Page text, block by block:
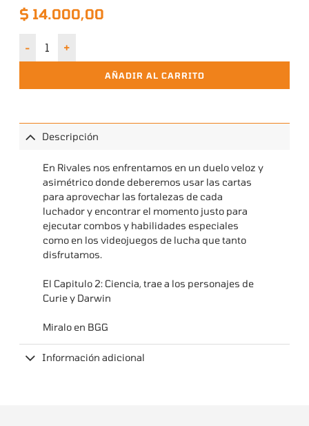
$ 14.000,00
AÑADIR AL CARRITO
Descripción
En Rivales nos enfrentamos en un duelo veloz y
asimétrico donde deberemos usar las cartas
para aprovechar las fortalezas de cada
luchador y encontrar el momento justo para
ejecutar combos y habilidades especiales
como en los videojuegos de lucha que tanto
disfrutamos.
El Capitulo 2: Ciencia, trae a los personajes de
Curie y Darwin
Miralo en BGG
Información adicional